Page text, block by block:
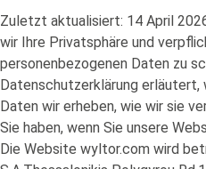
Zuletzt aktualisiert: 14 April
wir Ihre Privatsphäre und
personenbezogenen Daten zu
Datenschutzerklärung erläutert,
Daten wir erheben, wie wir sie
Sie haben, wenn Sie unsere
Die Website wyltor.com wird